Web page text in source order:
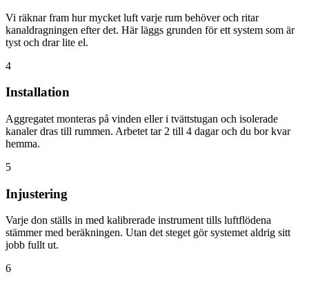
Vi räknar fram hur mycket luft varje rum behöver och ritar
kanaldragningen efter det. Här läggs grunden för ett system som är
tyst och drar lite el.
4
Installation
Aggregatet monteras på vinden eller i tvättstugan och isolerade
kanaler dras till rummen. Arbetet tar 2 till 4 dagar och du bor kvar
hemma.
5
Injustering
Varje don ställs in med kalibrerade instrument tills luftflödena
stämmer med beräkningen. Utan det steget gör systemet aldrig sitt
jobb fullt ut.
6